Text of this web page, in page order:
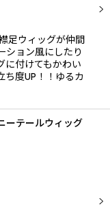
足ウィッグが仲間
ョン風にしたり
に付けてもかわい
度UP！！ゆるカ
ーテールウィッグ